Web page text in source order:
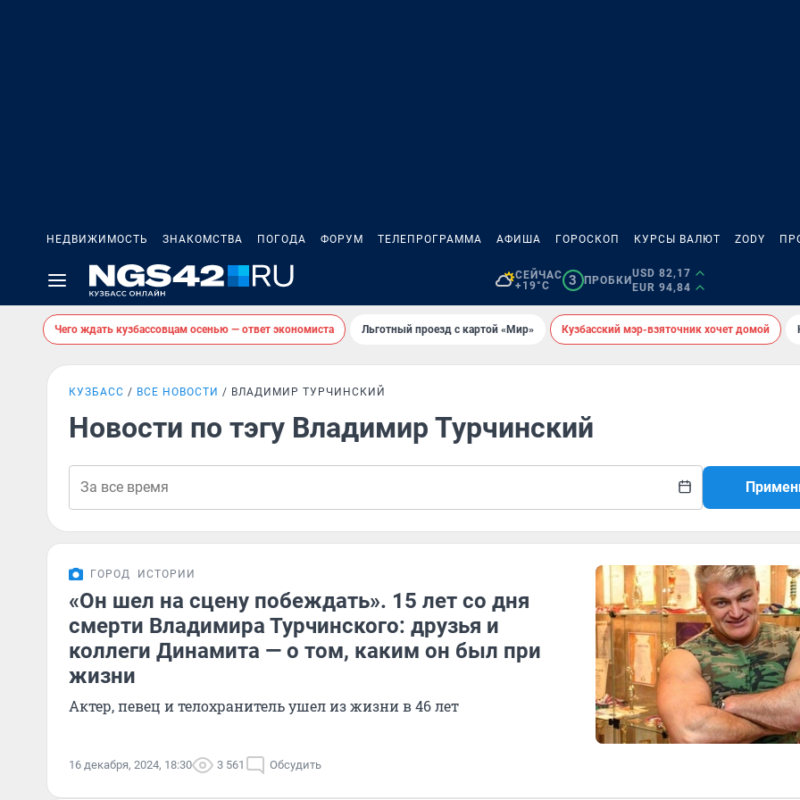
НЕДВИЖИМОСТЬ ЗНАКОМСТВА ПОГОДА ФОРУМ ТЕЛЕПРОГРАММА АФИША ГОРОСКОП КУРСЫ ВАЛЮТ ZODY
СЕЙЧАС
+19°C
3 ПРОБКИ
USD 82,17
EUR 94,84
Чего ждать кузбассовцам осенью — ответ экономиста Льготный проезд с картой «Мир» Кузбасский мэр-взяточник хочет домой
КУЗБАСС ВСЕ НОВОСТИ ВЛАДИМИР ТУРЧИНСКИЙ
Новости по тэгу Владимир Турчинский
ГОРОД ИСТОРИИ
«Он шел на сцену побеждать». 15 лет со дня
смерти Владимира Турчинского: друзья и
коллеги Динамита — о том, каким он был при
жизни
Актер, певец и телохранитель ушел из жизни в 46 лет
16 декабря, 2024, 18:30 3 561 Обсудить